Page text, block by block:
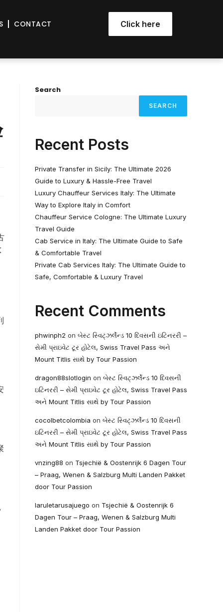
CONTACT Click here
Search
SEARCH
Recent Posts
Private Transfer in Sicily: The Ultimate 2026
Guide to Luxury & Hassle-Free Travel
Luxury Chauffeur Services Italy: The Ultimate
Way to Explore Italy in Comfort
Chauffeur Service Cologne: The Ultimate Luxury
Travel Guide
Cab Service in Italy: The Ultimate Guide to Safe
& Comfortable Travel
Private Cab Services Italy: The Ultimate Guide to
Safe, Comfortable & Luxury Travel
Recent Comments
phwinph2 on બેસ્ટ સ્વિટ્ઝર્લેન્ડ 10 દિવસની ઇટિનરરી –
સેમી પ્રાઇવેટ ટૂર હોટેલ, Swiss Travel Pass અને
Mount Titlis સાથે by Tour Passion
dragon88slotlogin on બેસ્ટ સ્વિટ્ઝર્લેન્ડ 10 દિવસની
ઇટિનરરી – સેમી પ્રાઇવેટ ટૂર હોટેલ, Swiss Travel Pass
અને Mount Titlis સાથે by Tour Passion
cocolbetcolombia on બેસ્ટ સ્વિટ્ઝર્લેન્ડ 10 દિવસની
ઇટિનરરી – સેમી પ્રાઇવેટ ટૂર હોટેલ, Swiss Travel Pass
અને Mount Titlis સાથે by Tour Passion
vnzing88 on Tsjechië & Oostenrijk 6 Dagen Tour
– Praag, Wenen & Salzburg Multi Landen Pakket
door Tour Passion
laruletarusajuego on Tsjechië & Oostenrijk 6
Dagen Tour – Praag, Wenen & Salzburg Multi
Landen Pakket door Tour Passion